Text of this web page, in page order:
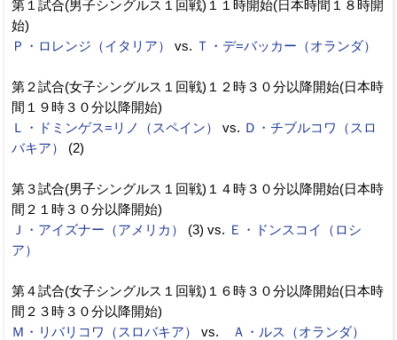
第１試合(男子シングルス１回戦)１１時開始(日本時間１８時開
始)
Ｐ・ロレンジ（イタリア）
vs. Ｔ・デ=バッカー（オランダ）
第２試合(女子シングルス１回戦)１２時３０分以降開始(日本時
間１９時３０分以降開始)
Ｌ・ドミンゲス=リノ（スペイン）
vs. Ｄ・チブルコワ（スロ
バキア）
(2)
第３試合(男子シングルス１回戦)１４時３０分以降開始(日本時
間２１時３０分以降開始)
Ｊ・アイズナー（アメリカ）
(3) vs. Ｅ・ドンスコイ（ロシ
ア）
第４試合(女子シングルス１回戦)１６時３０分以降開始(日本時
間２３時３０分以降開始)
Ｍ・リバリコワ（スロバキア）
vs. Ａ・ルス（オランダ）